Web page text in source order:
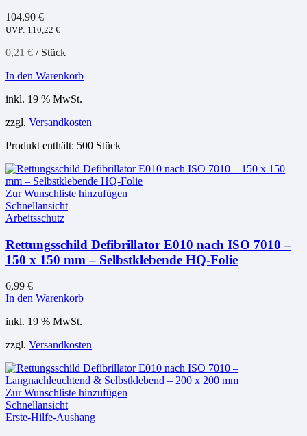
104,90 €
UVP: 110,22 €
0,21€ / Stück
In den Warenkorb
inkl. 19 % MwSt.
zzgl. Versandkosten
Produkt enthält: 500 Stück
Zur Wunschliste hinzufügen
Schnellansicht
Arbeitsschutz
Rettungsschild Defibrillator E010 nach ISO 7010 –
150 x 150 mm – Selbstklebende HQ-Folie
6,99 €
In den Warenkorb
inkl. 19 % MwSt.
zzgl. Versandkosten
Zur Wunschliste hinzufügen
Schnellansicht
Erste-Hilfe-Aushang